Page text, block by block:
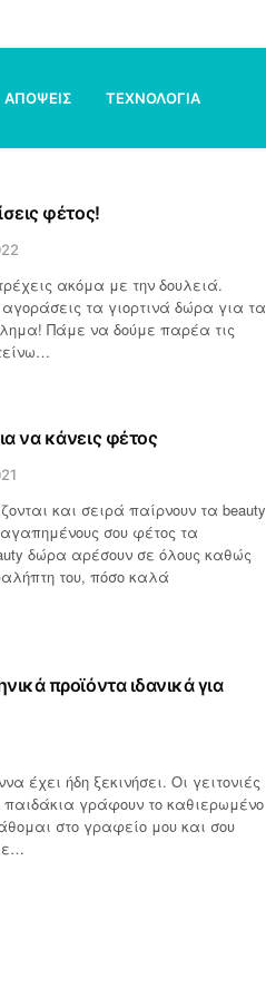
ΑΠΟΨΕΙΣ ΤΕΧΝΟΛΟΓΙΑ
φέτος!
ακόμα με την δουλειά.
τα γιορτινά δώρα για τα
Πάμε να δούμε παρέα τις
να κάνεις φέτος
και σειρά παίρνουν τα beauty
σου φέτος τα
δώρα αρέσουν σε όλους καθώς
του, πόσο καλά
προϊόντα ιδανικά για
έχει ήδη ξεκινήσει. Οι γειτονιές
γράφουν το καθιερωμένο
στο γραφείο μου και σου